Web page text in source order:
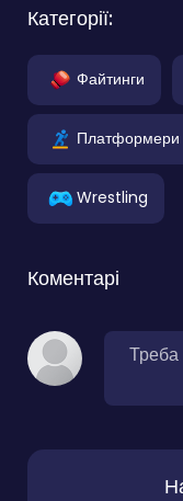
Категорії:
Файтинги
Платформери
Wrestling
Коментарі
Треба